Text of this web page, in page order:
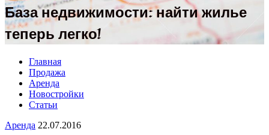
База недвижимости: найти жилье
теперь легко!
Главная
Продажа
Аренда
Новостройки
Статьи
Аренда 22.07.2016